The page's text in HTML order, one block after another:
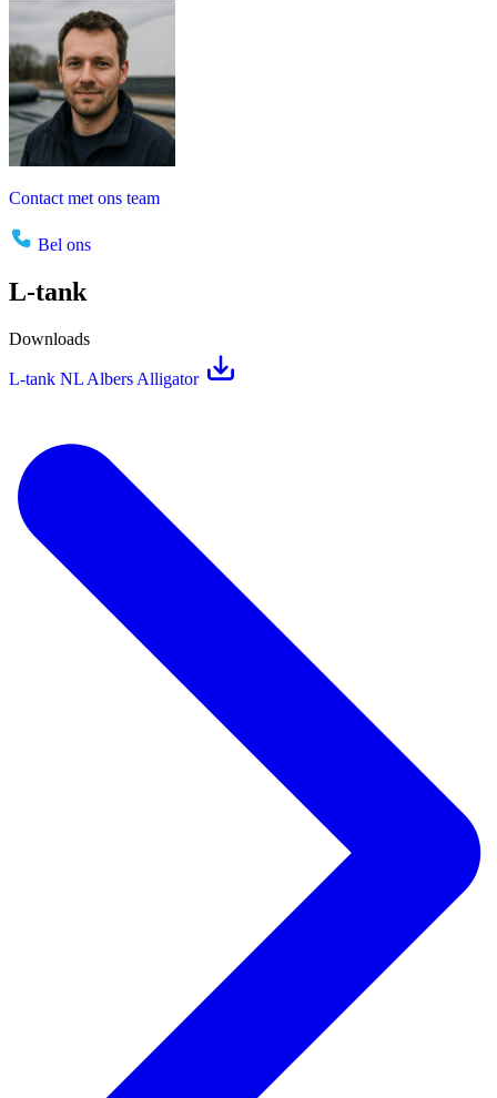
Contact met ons team
Bel ons
L-tank
Downloads
L-tank NL Albers Alligator